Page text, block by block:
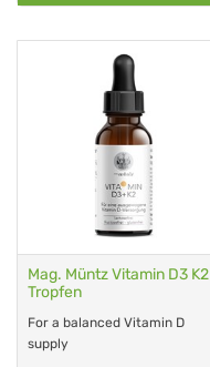
Mag. Müntz Vitamin D3 K2
Tropfen
For a balanced Vitamin D
supply